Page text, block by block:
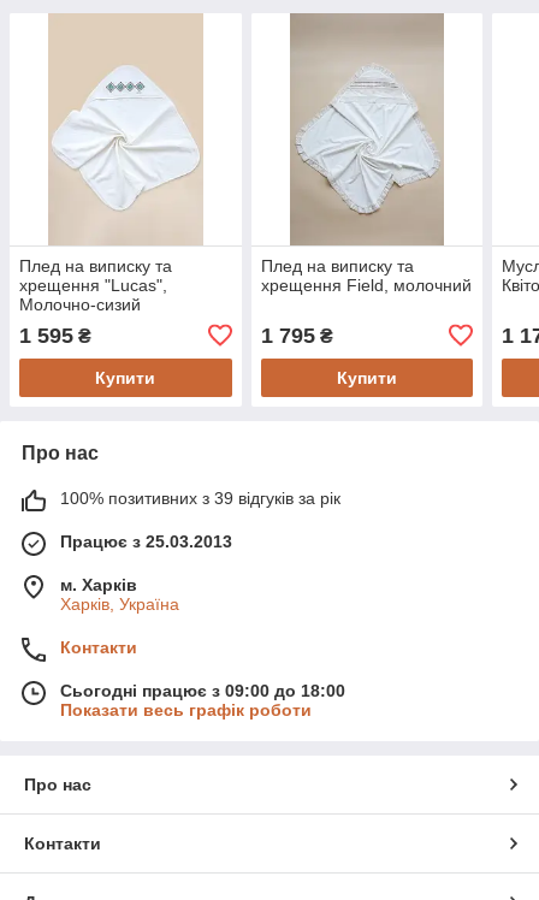
Плед на виписку та
хрещення "Lucas",
Молочно-сизий
1 595 ₴
Купити
Плед на виписку та
хрещення Field, молочний
1 795₴
Купити
1
Про нас
100% позитивних з 39 відгуків за рік
Працює з 25.03.2013
м. Харків
Харків, Україна
Контакти
Сьогодні працює з 09:00 до 18:00
Показати весь графік роботи
Про нас
Контакти